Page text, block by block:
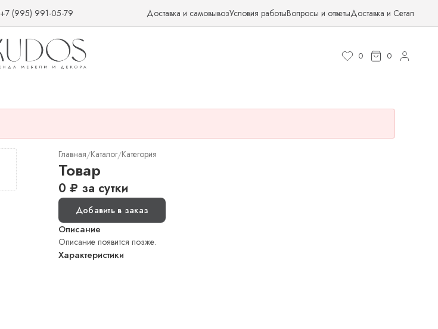
+7 (995) 991-05-79 Доставка и самовывозУсловия работыВопросы и ответыДоставка и Сетап
0 0
Главная/Каталог/Категория
Товар
0 ₽ за сутки
Добавить в заказ
Описание
Описание появится позже.
Характеристики